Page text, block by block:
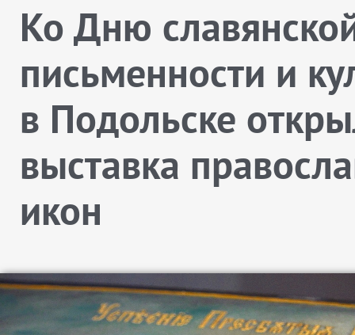
Ко Дню
письменности и
в Подольске
выставка
икон